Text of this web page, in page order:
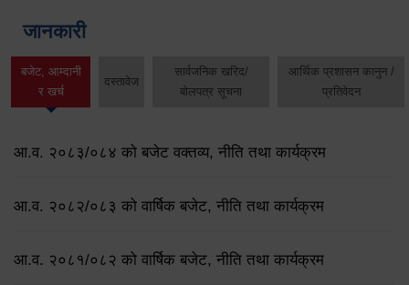
जानकारी
बजेट, आम्दानी
र खर्च
दस्तावेज
सार्वजनिक खरिद/
बोलपत्र सूचना
आर्थिक प्रशासन कानुन /
प्रतिवेदन
आ.व. २०८३/०८४ को बजेट वक्तव्य, नीति तथा कार्यक्रम
आ.व. २०८२/०८३ को वार्षिक बजेट, नीति तथा कार्यक्रम
आ.व. २०८१/०८२ को वार्षिक बजेट, नीति तथा कार्यक्रम